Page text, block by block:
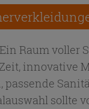
Ein Raum voller
innovative
sollte